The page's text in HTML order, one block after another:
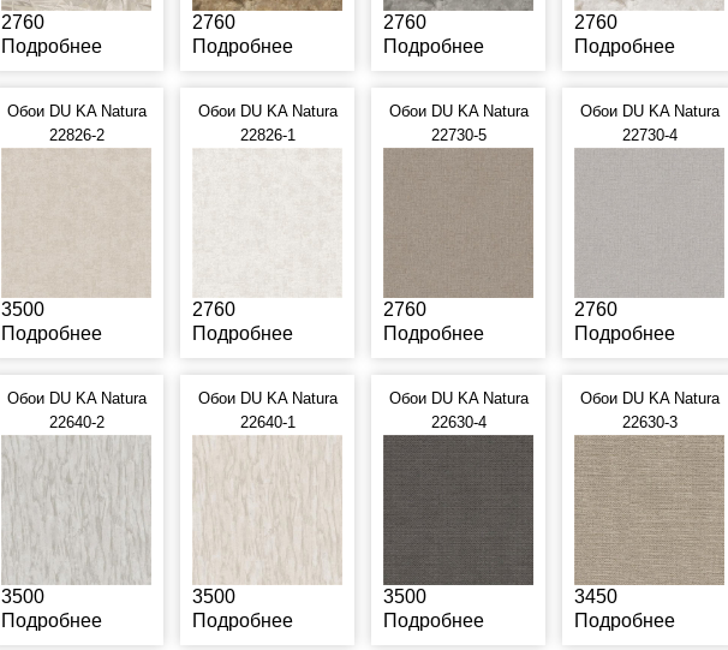
2760
Подробнее
2760
Подробнее
2760
Подробнее
2760
Подробнее
Обои DU KA Natura
22826-2
3500
Подробнее
Обои DU KA Natura
22826-1
2760
Подробнее
Обои DU KA Natura
22730-5
2760
Подробнее
Обои DU KA Natura
22730-4
2760
Подробнее
Обои DU KA Natura
22640-2
3500
Подробнее
Обои DU KA Natura
22640-1
3500
Подробнее
Обои DU KA Natura
22630-4
3500
Подробнее
Обои DU KA Natura
22630-3
3450
Подробнее